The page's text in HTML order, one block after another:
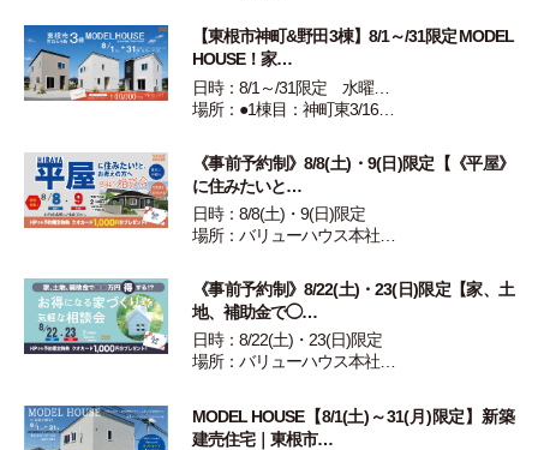
【東根市神町&野田3棟】8/1～/31限定 MODEL
HOUSE！家…
日時：8/1～/31限定 水曜…
場所：●1棟目：神町東3/16…
《事前予約制》8/8(土)・9(日)限定【《平屋》
に住みたいと…
日時：8/8(土)・9(日)限定
場所：バリューハウス本社…
《事前予約制》8/22(土)・23(日)限定【家、土
地、補助金で◯…
日時：8/22(土)・23(日)限定
場所：バリューハウス本社…
MODEL HOUSE【8/1(土)～31(月)限定】新築
建売住宅｜東根市…